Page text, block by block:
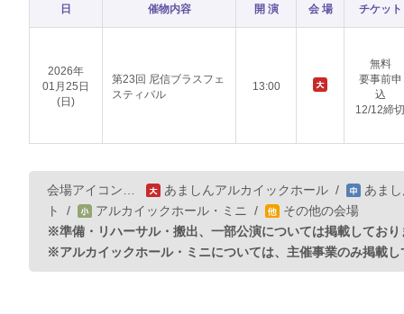
日 催物内容 開 演 会 場 チケット
2026年
01月25日
(日)
第23回 尼信ブラスフェ
スティバル
13:00
無料
要事前申
込
12/12締切
会場アイコン… あましんアルカイックホール /
あま
ト
/ アルカイックホール・ミニ /
その他の会場
※準備・リハーサル・搬出、一部公演については掲載しており
※アルカイックホール・ミニについては、主催事業のみ掲載し